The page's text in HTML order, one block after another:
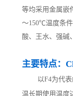
等均采用金属嵌
～150℃温度条
酸、王水、强碱
主要特点：
以F4为代表的
温长期使用温度